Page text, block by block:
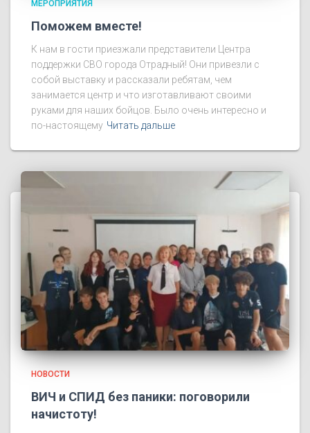
МЕРОПРИЯТИЯ
Поможем вместе!
К нам в гости приезжали представители Центра
поддержки СВО города Отрадный! Они привезли с
собой выставку и рассказали ребятам, чем
занимается центр и что изготавливают своими
руками для наших бойцов. Было очень интересно и
по-настоящему Читать дальше
НОВОСТИ
ВИЧ и СПИД без паники: поговорили
начистоту!